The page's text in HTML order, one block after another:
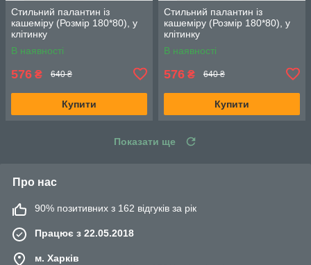
Стильний палантин із
кашеміру (Розмір 180*80), у
клітинку
В наявності
576 ₴ 640 ₴
Купити
Стильний палантин із
кашеміру (Розмір 180*80), у
клітинку
В наявності
576 ₴ 640 ₴
Купити
Показати ще
Про нас
90% позитивних з 162 відгуків за рік
Працює з 22.05.2018
м. Харків